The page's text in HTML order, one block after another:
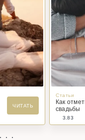
ЧИТАТЬ
Статьи
Как
свадьбы
3.83